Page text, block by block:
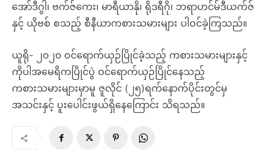
အော်ဒီဂွါ၊ ဗက်ဇ်ကေး၊ မာရီယာနို၊ ရိုဒရီဂို၊ ဘရာဟင်မ်ဒီယက်ဇ်
နှင့် ယိုဗစ် စသည့် စီနီယာကစားသမားများ ပါဝင်ခဲ့ကြသည်။
ယူရို- ၂၀၂၀ ဝင်ရောက်ယှဉ်ပြိုင်ခဲ့သည့် ကစားသမားများနှင့်
ကိုပါအမေရိကပြိုင်ပွဲ ဝင်ရောက်ယှဉ်ပြိုင်နေသည့်
ကစားသမားများမှာမူ ဇူလိုင် (၂၅)ရက်နောက်ပိုင်းတွင်မှ
အသင်းနှင့် ပူးပေါင်းဖွယ်ရှိနေကြောင်း သိရသည်။